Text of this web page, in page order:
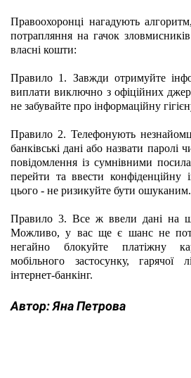
Правоохоронці нагадують
потрапляння на гачок
власні кошти:
Правило 1 . Завжди отримуйте
виплати виключно з офіційних
не забувайте про інформаційну
Правило 2. Телефонують
банківські дані або назвати паролі
повідомлення із сумнівними
перейти та ввести конфіденційну
цього - не ризикуйте бути ошуканим.
Правило 3. Все ж ввели дані на
Можливо, у вас ще є шанс не
негайно блокуйте платіжну
мобільного застосунку, гарячої
інтернет-банкінг.
Автор:Яна Петрова